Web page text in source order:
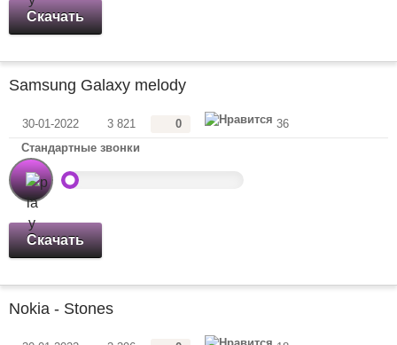
Скачать
Samsung Galaxy melody
30-01-2022 3 821 0
36
Стандартные звонки
Скачать
Nokia - Stones